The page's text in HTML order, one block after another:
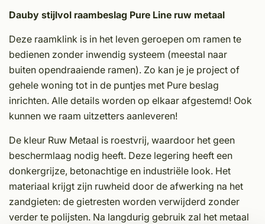
Dauby stijlvol raambeslag Pure Line ruw metaal
Deze raamklink is in het leven geroepen om ramen te
bedienen zonder inwendig systeem (meestal naar
buiten opendraaiende ramen). Zo kan je je project of
gehele woning tot in de puntjes met Pure beslag
inrichten. Alle details worden op elkaar afgestemd! Ook
kunnen we raam uitzetters aanleveren!
De kleur Ruw Metaal is roestvrij, waardoor het geen
beschermlaag nodig heeft. Deze legering heeft een
donkergrijze, betonachtige en industriële look. Het
materiaal krijgt zijn ruwheid door de afwerking na het
zandgieten: de gietresten worden verwijderd zonder
verder te polijsten. Na langdurig gebruik zal het metaal